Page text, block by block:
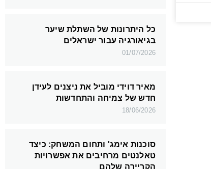
כל היתרונות של השתלת שיער
בגיאורגיה עבור ישראלים
01/07/2026
מאיר דוידי מוביל את ניצנים לעידן
חדש של צמיחה והתחדשות
18/06/2026
סוכנות אימג' ותחום המשחק: כיצד
טאלנטים מרחיבים את אפשרויות
הקריירה שלהם